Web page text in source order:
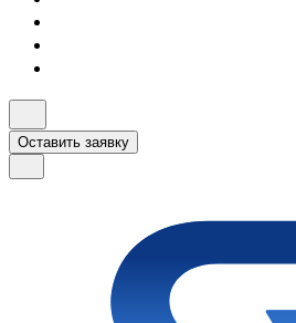
Оставить заявку